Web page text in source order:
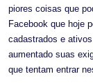
piores coisas que
Facebook que hoje
cadastrados e
aumentado suas
que tentam entrar